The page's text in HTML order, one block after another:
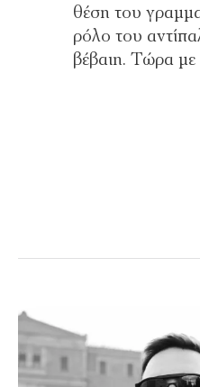
θέση του
ρόλο του
βέβαιη. Τώρα με